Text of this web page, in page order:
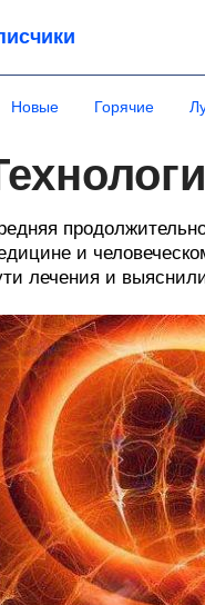
Новые Горячие
и
лечения и